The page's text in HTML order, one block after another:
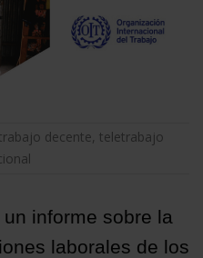
decente, teletrabajo
informe sobre la
laborales de los